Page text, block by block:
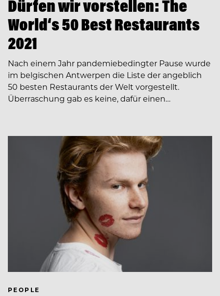
Dürfen wir vorstellen: The
World‘s 50 Best Restaurants
2021
Nach einem Jahr pandemiebedingter Pause wurde
im belgischen Antwerpen die Liste der angeblich
50 besten Restaurants der Welt vorgestellt.
Überraschung gab es keine, dafür einen…
PEOPLE